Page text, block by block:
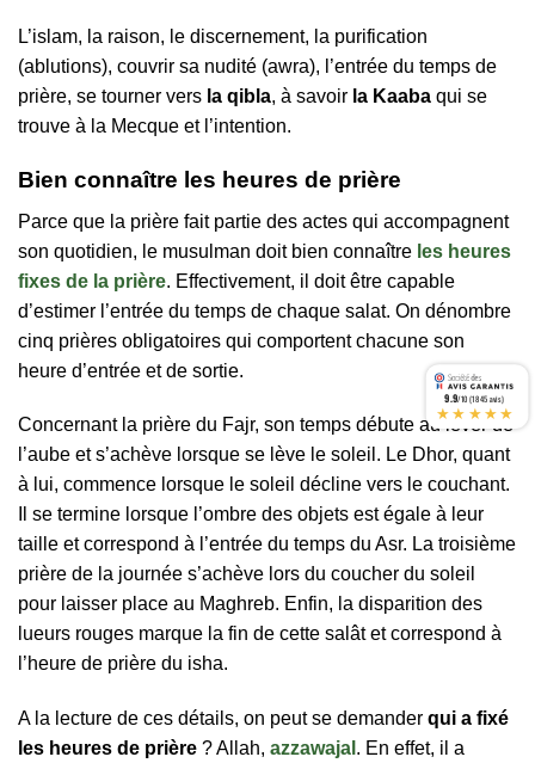
L’islam, la raison, le discernement, la purification
(ablutions), couvrir sa nudité (awra), l’entrée du temps de
prière, se tourner vers la qibla, à savoir la Kaaba qui se
trouve à la Mecque et l’intention.
Bien connaître les heures de prière
Parce que la prière fait partie des actes qui accompagnent
son quotidien, le musulman doit bien connaître les heures
fixes de la prière. Effectivement, il doit être capable
d’estimer l’entrée du temps de chaque salat. On dénombre
cinq prières obligatoires qui comportent chacune son
heure d’entrée et de sortie.
Concernant la prière du Fajr, son temps débute au lever de
l’aube et s’achève lorsque se lève le soleil. Le Dhor, quant
à lui, commence lorsque le soleil décline vers le couchant.
Il se termine lorsque l’ombre des objets est égale à leur
taille et correspond à l’entrée du temps du Asr. La troisième
prière de la journée s’achève lors du coucher du soleil
pour laisser place au Maghreb. Enfin, la disparition des
lueurs rouges marque la fin de cette salât et correspond à
l’heure de prière du isha.
A la lecture de ces détails, on peut se demander qui a fixé
les heures de prière ? Allah, azzawajal . En effet, il a
9.9/10 (1845 avis)
★★★★★